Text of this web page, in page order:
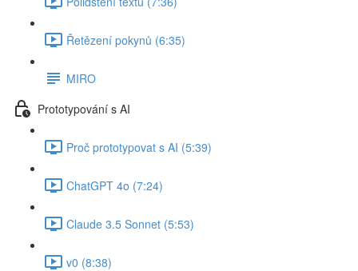
Řetězení pokynů (6:35)
MIRO
Prototypování s AI
Proč prototypovat s AI (5:39)
ChatGPT 4o (7:24)
Claude 3.5 Sonnet (5:53)
v0 (8:38)